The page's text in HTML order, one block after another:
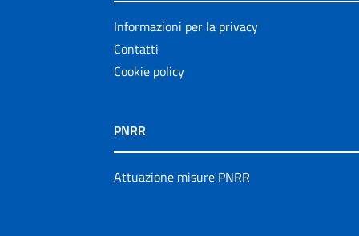
Informazioni per la privacy
Contatti
Cookie policy
PNRR
Attuazione misure PNRR